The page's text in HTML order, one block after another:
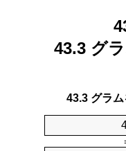
43.3 グ
43.3 グラ